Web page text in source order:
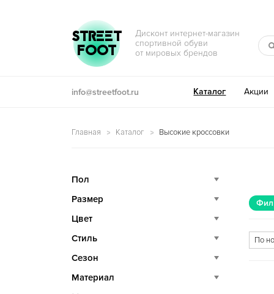
Перейти к навигации
Перейти к содержимому
STREET
FOOT
Дисконт интернет-магазин
спортивной обуви
от мировых брендов
info@streetfoot.ru Каталог Акции
Главная Каталог Высокие кроссовки
Пол
Размер
Цвет
Стиль
Сезон
Материал